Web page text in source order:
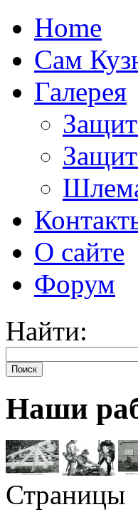
Home
Сам
Галерея
О сайте
Форум
Найти:
Поиск
Наши
Страницы